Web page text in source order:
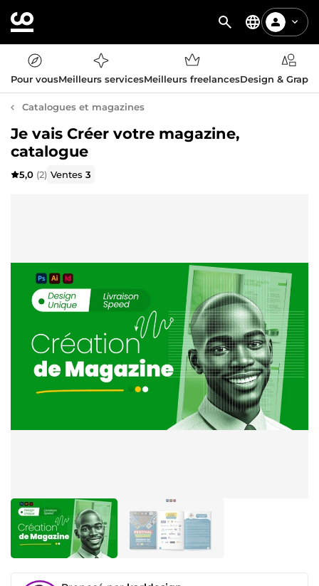
Pour vousMeilleurs servicesMeilleurs freelancesDesign &
Catalogues et magazines
Je vais Créer votre magazine,
catalogue
5,0 (2) Ventes3